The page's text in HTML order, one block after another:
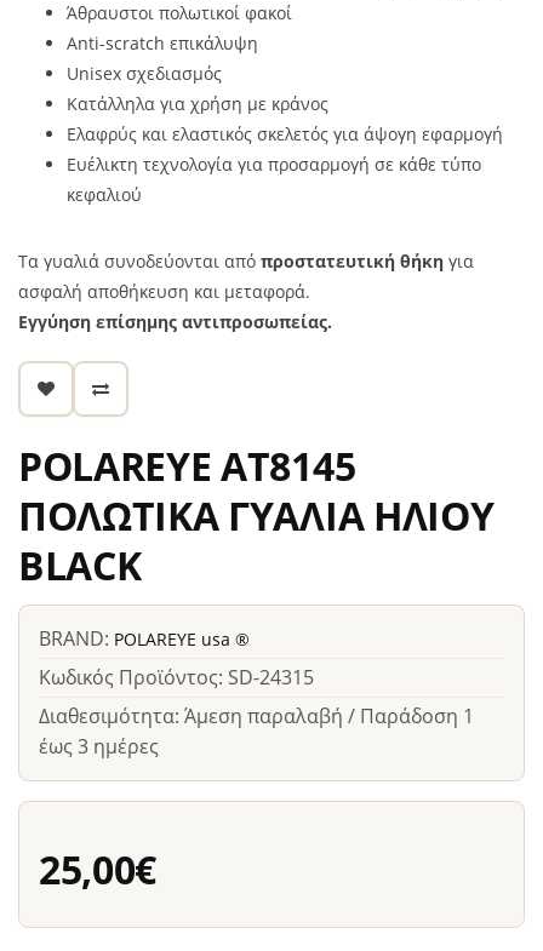
Άθραυστοι πολωτικοί φακοί
Anti-scratch επικάλυψη
Unisex σχεδιασμός
Κατάλληλα για χρήση με κράνος
Ελαφρύς και ελαστικός σκελετός για άψογη εφαρμογή
Ευέλικτη τεχνολογία για προσαρμογή σε κάθε τύπο
κεφαλιού
Τα γυαλιά συνοδεύονται από προστατευτική θήκη για
ασφαλή αποθήκευση και μεταφορά.
Εγγύηση επίσημης αντιπροσωπείας.
POLAREYE AT8145
ΠΟΛΩΤΙΚΑ ΓΥΑΛΙΑ ΗΛΙΟΥ
BLACK
BRAND: POLAREYE usa ®
Κωδικός Προϊόντος: SD-24315
Διαθεσιμότητα: Άμεση παραλαβή / Παράδοση 1
έως 3 ημέρες
25,00€